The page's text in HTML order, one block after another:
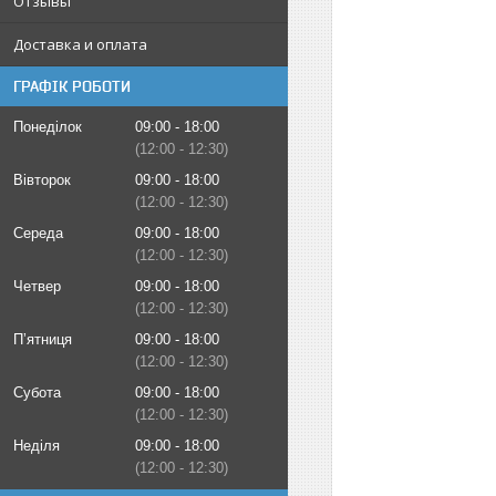
Доставка и оплата
ГРАФІК РОБОТИ
Понеділок 09:00
18:00
12:00
12:30
Вівторок
09:00
18:00
12:00
12:30
Середа
09:00
18:00
12:00
12:30
Четвер
09:00
18:00
12:00
12:30
Пʼятниця
09:00
18:00
12:00
12:30
Субота
09:00
18:00
12:00
12:30
Неділя
09:00
18:00
12:00
12:30